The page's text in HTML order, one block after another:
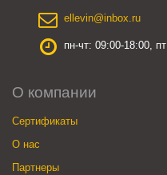
ellevin@inbox.ru
пн-чт: 09:00-18:00,
О компании
Сертификаты
О нас
Партнеры